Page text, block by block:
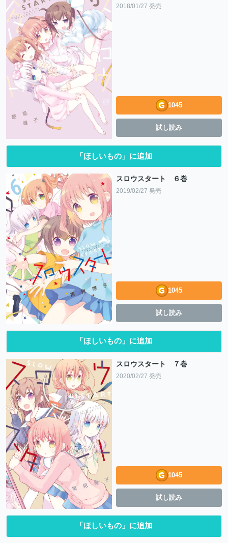
2018/01/27 発売
1045
試し読み
「ほしいもの」に追加
スロウスタート ６巻
2019/02/27 発売
1045
試し読み
「ほしいもの」に追加
スロウスタート ７巻
2020/02/27 発売
1045
試し読み
「ほしいもの」に追加